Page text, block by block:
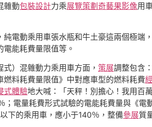
雜動包裝設計力乘展覽策劃 奇藝果影像用
純電動乘用車張水瓶和牛土豪這兩個極端
電能耗費量限值等。
式）混雜動力乘用車方面， 策展調整包含
燃料耗費量限值》中對應車型的燃料耗費
式體驗地大喊：「天秤！別擔心！我用百
；電量耗費形式試驗的電能耗費量與《電
下的乘用車，應小于140％，整備參展質